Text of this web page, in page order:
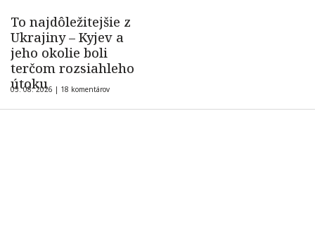
To najdôležitejšie z
Ukrajiny – Kyjev a
jeho okolie boli
terčom rozsiahleho
útoku
05. 08. 2026 | 18 komentárov